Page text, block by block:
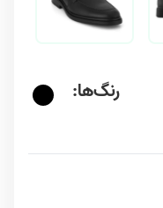
رنگ‌ها: